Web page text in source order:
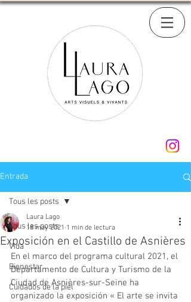
Entrada
Tous les posts
Vida
Bienestar
Cuidados de la piel
Tous les posts
Exposición en el Castillo de Asnières
Laura Lago
18 may 2021 1 min de lectura
En el marco del programa cultural 2021, el
Departamento de Cultura y Turismo de la
Ciudad de Asnières-sur-Seine ha
organizado la exposición « El arte se invita